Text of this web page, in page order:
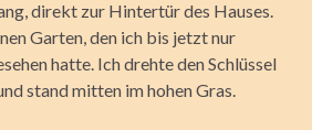
direkt zur Hintertür des Hauses.
Garten, den ich bis jetzt nur
hatte. Ich drehte den Schlüssel
stand mitten im hohen Gras.